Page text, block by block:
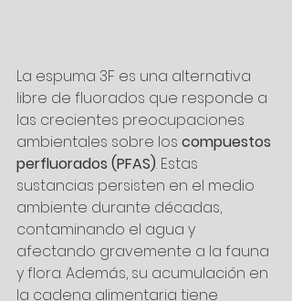
La espuma 3F es una alternativa
libre de fluorados que responde a
las crecientes preocupaciones
ambientales sobre los compuestos
perfluorados (PFAS). Estas
sustancias persisten en el medio
ambiente durante décadas,
contaminando el agua y
afectando gravemente a la fauna
y flora. Además, su acumulación en
la cadena alimentaria tiene